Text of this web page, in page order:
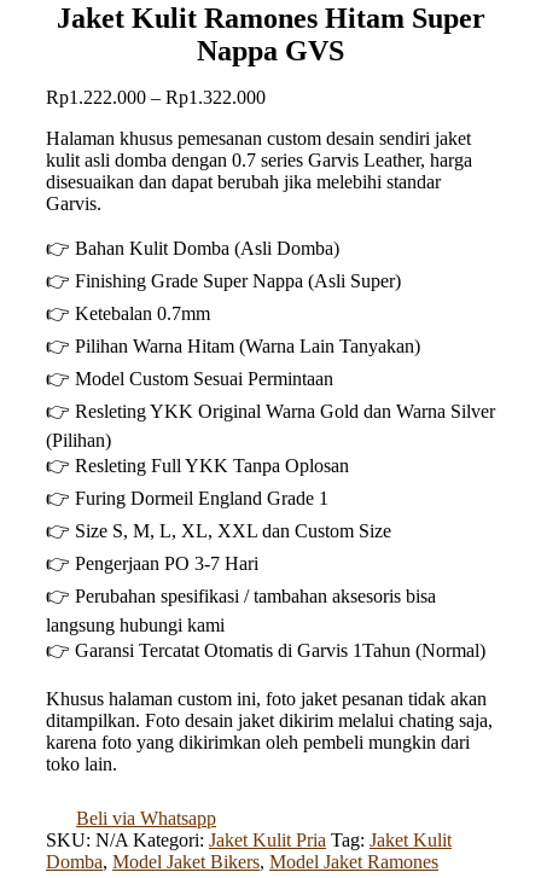
Jaket Kulit Ramones Hitam Super
Nappa GVS
Rp1.222.000 – Rp1.322.000Rentang
Rp1.222.000
hingga
Rp1.322.000
Halaman khusus pemesanan custom desain sendiri jaket
kulit asli domba dengan 0.7 series Garvis Leather, harga
disesuaikan dan dapat berubah jika melebihi standar
Garvis.
👉 Bahan Kulit Domba (Asli Domba)
👉 Finishing Grade Super Nappa (Asli Super)
👉 Ketebalan 0.7mm
👉 Pilihan Warna Hitam (Warna Lain Tanyakan)
👉 Model Custom Sesuai Permintaan
👉 Resleting YKK Original Warna Gold dan Warna Silver
(Pilihan)
👉 Resleting Full YKK Tanpa Oplosan
👉 Furing Dormeil England Grade 1
👉 Size S, M, L, XL, XXL dan Custom Size
👉 Pengerjaan PO 3-7 Hari
👉 Perubahan spesifikasi / tambahan aksesoris bisa
langsung hubungi kami
👉 Garansi Tercatat Otomatis di Garvis 1Tahun (Normal)
Khusus halaman custom ini, foto jaket pesanan tidak akan
ditampilkan. Foto desain jaket dikirim melalui chating saja,
karena foto yang dikirimkan oleh pembeli mungkin dari
toko lain.
Beli via Whatsapp
SKU: N/A Kategori: Jaket Kulit Pria Tag: Jaket Kulit
Domba, Model Jaket Bikers, Model Jaket Ramones